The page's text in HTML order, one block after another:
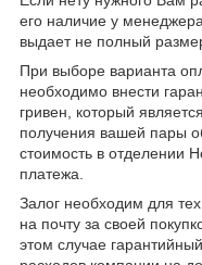
его наличие у
выдает не полный
При выборе варианта
необходимо внести
гривен, который
получения вашей пары
стоимость в отделении
платежа.
Залог необходим для
на почту за своей
этом случае